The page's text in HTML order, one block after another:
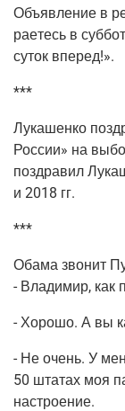
Объ­яв­ле­ние в
ра­е­тесь в
суток вперед!».
***
Лука­шен­ко
Рос­сии» на
поздра­вил
и 2018 гг.
***
Оба­ма зво­нит
- Вла­ди­мир, как
- Хоро­шо. А вы
- Не очень. У
50 шта­тах моя
настроение.